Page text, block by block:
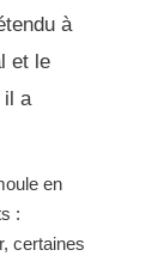
à
et le
il a
en
:
certaines